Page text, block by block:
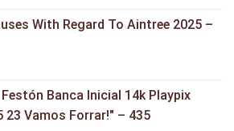
With Regard To Aintree 2025 –
Banca Inicial 14k Playpix
Vamos Forrar!" – 435